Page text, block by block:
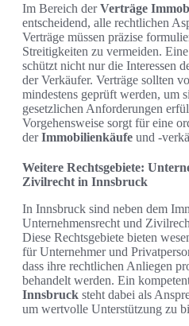
Im Bereich derVerträge
entscheidend, alle rechtlichen
Verträge müssen präzise
Streitigkeiten zu vermeiden. Eine
schützt nicht nur die Interessen
der Verkäufer. Verträge sollten
mindestens geprüft werden, um
gesetzlichen Anforderungen
Vorgehensweise sorgt für eine
derImmobilienkäufe und -
Weitere Rechtsgebiete:
Zivilrecht in Innsbruck
In Innsbruck sind neben dem
Unternehmensrecht und
Diese Rechtsgebiete bieten
für Unternehmer und
dass ihre rechtlichen Anliegen
behandelt werden. Ein
Innsbruck steht dabei als
um wertvolle Unterstützung zu